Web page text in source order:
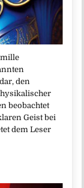
den
beobachtet
Geist bei
dem Leser